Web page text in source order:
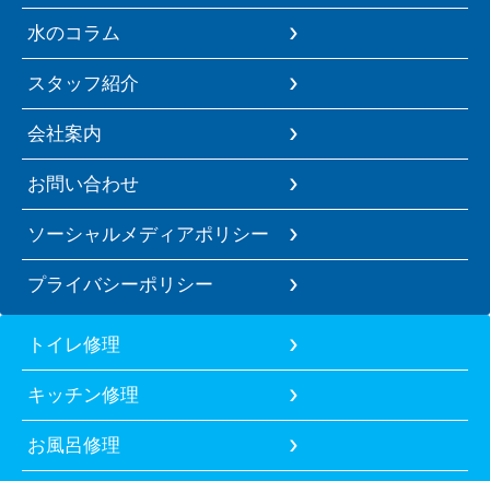
水のコラム
スタッフ紹介
会社案内
お問い合わせ
ソーシャルメディアポリシー
プライバシーポリシー
トイレ修理
キッチン修理
お風呂修理